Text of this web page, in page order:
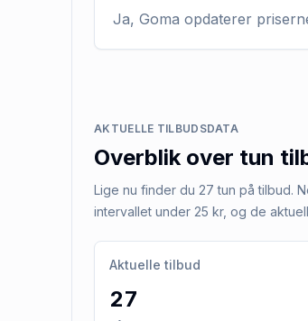
Ja, Goma opdaterer
AKTUELLE TILBUDSDATA
Overblik over tun
Lige nu finder du 27 tun på tilbud.
intervallet under 25 kr, og de
Aktuelle tilbud
27